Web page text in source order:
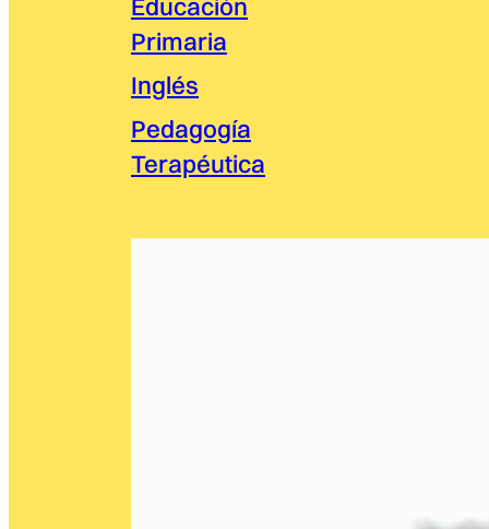
Educación
Primaria
Inglés
Pedagogía
Terapéutica